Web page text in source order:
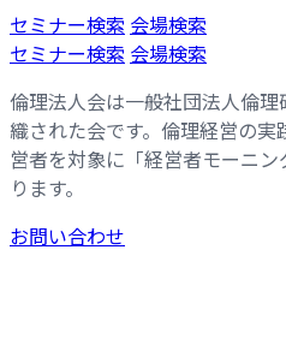
コ
ン
ン
ツ
へ
ス
キ
ッ
ナ
ビ
ー
シ
ョ
ン
に
移
セミナー検索 会場検索
セミナー検索 会場検索
倫理法人会は一般社団法人倫
織された会です。倫理経営の
営者を対象に「経営者モーニ
ります。
お問い合わせ